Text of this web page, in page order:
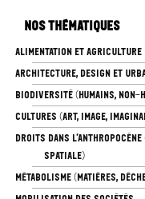
Nos thématiques
ALIMENTATION ET AGRICULTURE
ARCHITECTURE, DESIGN ET
BIODIVERSITÉ (HUMAINS, NON-
CULTURES (ART, IMAGE,
DROITS DANS
SPATIALE)
MÉTABOLISME (MATIÈRES,